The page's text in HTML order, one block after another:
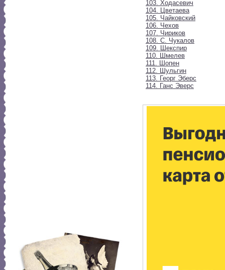
103. Ходасевич
104. Цветаева
105. Чайковский
106. Чехов
107. Чириков
108. С. Чукалов
109. Шекспир
110. Шмелев
111. Шопен
112. Шульгин
113. Георг Эберс
114. Ганс Эверс